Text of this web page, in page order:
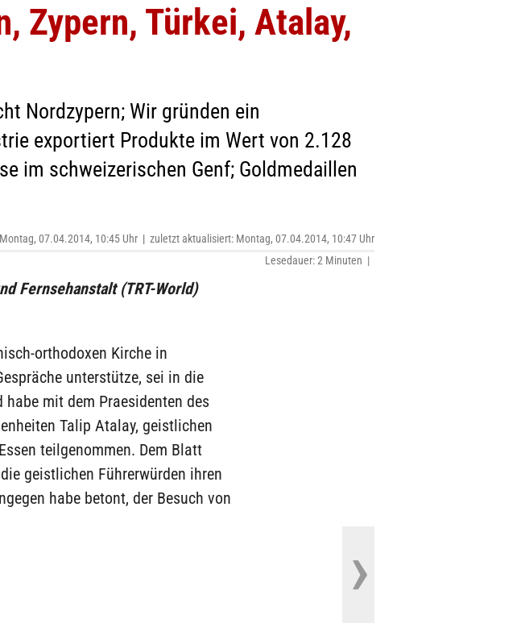
Zypern, Türkei, Atalay,
Nordzypern; Wir gründen ein
exportiert Produkte im Wert von 2.128
im schweizerischen Genf; Goldmedaillen
Montag, 07.04.2014, 10:45 Uhr | zuletzt aktualisiert: Montag, 07.04.2014, 10:47 Uhr
Lesedauer: 2 Minuten |
Fernsehanstalt (TRT-World)
orthodoxen Kirche in
unterstütze, sei in die
mit dem Praesidenten des
Talip Atalay, geistlichen
teilgenommen. Dem Blatt
geistlichen Führerwürden ihren
habe betont, der Besuch von